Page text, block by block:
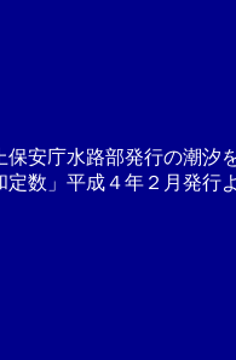
安庁水路部発行の潮汐
数」平成４年２月発行